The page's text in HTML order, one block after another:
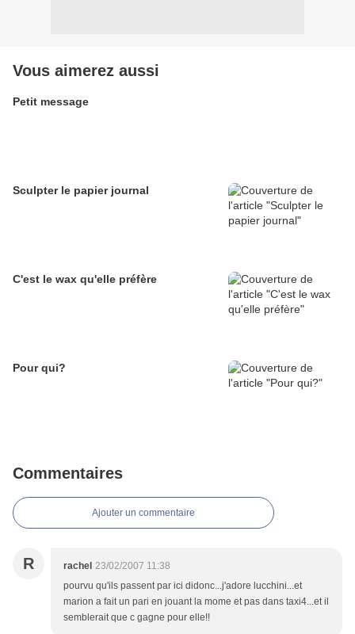
Vous aimerez aussi
Petit message
Sculpter le papier journal
C'est le wax qu'elle préfère
Pour qui?
Commentaires
Ajouter un commentaire
R rachel 23/02/2007 11:38
pourvu qu'ils passent par ici didonc...j'adore lucchini...et
marion a fait un pari en jouant la mome et pas dans taxi4...et il
semblerait que c gagne pour elle!!